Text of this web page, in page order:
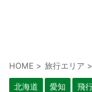
HOME > 旅行エリア >
北海道 愛知 飛